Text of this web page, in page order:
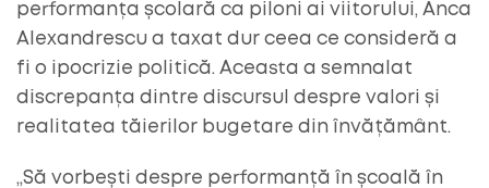
performanța școlară ca piloni ai viitorului, Anca
Alexandrescu a taxat dur ceea ce consideră a
fi o ipocrizie politică. Aceasta a semnalat
discrepanța dintre discursul despre valori și
realitatea tăierilor bugetare din învățământ.
„Să vorbești despre performanță în școală în